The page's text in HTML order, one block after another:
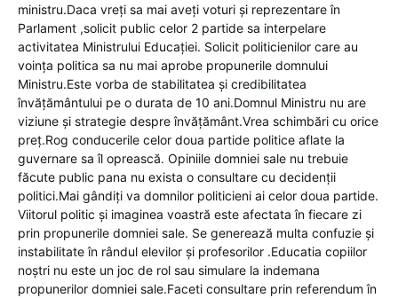
ministru.Daca vreți sa mai aveți voturi și reprezentare în
Parlament ,solicit public celor 2 partide sa interpelare
activitatea Ministrului Educației. Solicit politicienilor care au
voința politica sa nu mai aprobe propunerile domnului
Ministru.Este vorba de stabilitatea și credibilitatea
învățământului pe o durata de 10 ani.Domnul Ministru nu are
viziune și strategie despre învățământ.Vrea schimbări cu orice
preț.Rog conducerile celor doua partide politice aflate la
guvernare sa îl oprească. Opiniile domniei sale nu trebuie
făcute public pana nu exista o consultare cu decidenții
politici.Mai gândiți va domnilor politicieni ai celor doua partide.
Viitorul politic și imaginea voastră este afectata în fiecare zi
prin propunerile domniei sale. Se generează multa confuzie și
instabilitate în rândul elevilor și profesorilor .Educatia copiilor
noștri nu este un joc de rol sau simulare la indemana
propunerilor domniei sale.Faceti consultare prin referendum în